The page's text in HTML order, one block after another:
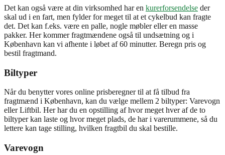
Det kan også være at din virksomhed har en kurerforsendelse der
skal ud i en fart, men fylder for meget til at et cykelbud kan fragte
det. Det kan f.eks. være en palle, nogle møbler eller en masse
pakker. Her kommer fragtmændene også til undsætning og i
København kan vi afhente i løbet af 60 minutter. Beregn pris og
bestil fragtmand.
Biltyper
Når du benytter vores online prisberegner til at få tilbud fra
fragtmænd i København, kan du vælge mellem 2 biltyper: Varevogn
eller Liftbil. Her har du en opstilling af hvor meget hver af de to
biltyper kan laste og hvor meget plads, de har i varerummene, så du
lettere kan tage stilling, hvilken fragtbil du skal bestille.
Varevogn